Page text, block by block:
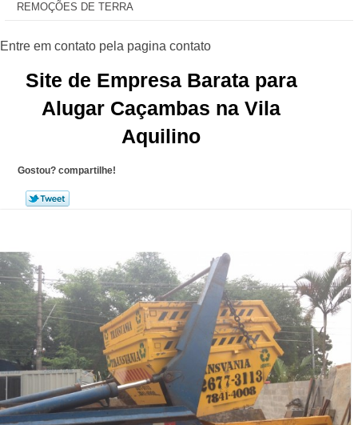
REMOÇÕES DE TERRA
Site de Empresa Barata para
Alugar Caçambas na Vila
Aquilino
Gostou? compartilhe!